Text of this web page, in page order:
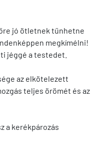
jó ötletnek tűnhetne
megkímélni!
jéggé a testedet.
az elkötelezett
teljes örömét és az
a kerékpározás